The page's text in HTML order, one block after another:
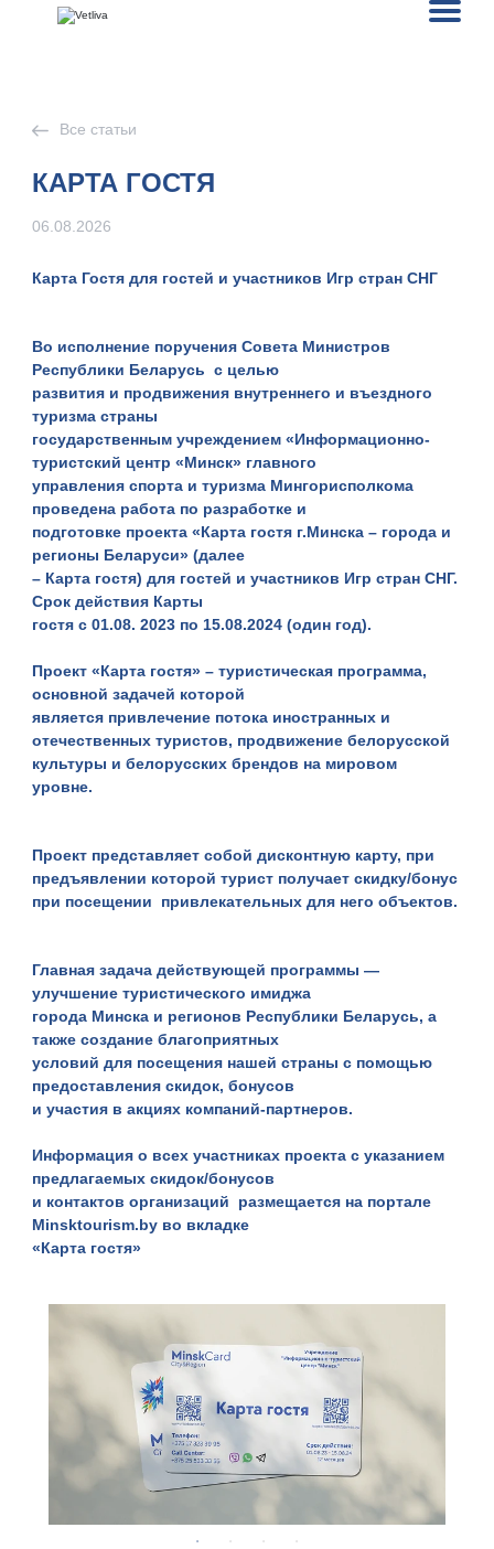
Все статьи
КАРТА ГОСТЯ
06.08.2026
Карта Гостя для гостей и участников Игр стран СНГ
Во исполнение поручения Совета Министров
Республики Беларусь с целью
развития и продвижения внутреннего и въездного
туризма страны
государственным учреждением «Информационно-
туристский центр «Минск» главного
управления спорта и туризма Мингорисполкома
проведена работа по разработке и
подготовке проекта «Карта гостя г.Минска – города и
регионы Беларуси» (далее
– Карта гостя) для гостей и участников Игр стран СНГ.
Срок действия Карты
гостя с 01.08. 2023 по 15.08.2024 (один год).
Проект «Карта гостя» – туристическая программа,
основной задачей которой
является привлечение потока иностранных и
отечественных туристов, продвижение белорусской
культуры и белорусских брендов на мировом
уровне.
Проект представляет собой дисконтную карту, при
предъявлении которой турист получает скидку/бонус
при посещении привлекательных для него объектов.
Главная задача действующей программы —
улучшение туристического имиджа
города Минска и регионов Республики Беларусь, а
также создание благоприятных
условий для посещения нашей страны с помощью
предоставления скидок, бонусов
и участия в акциях компаний-партнеров.
Информация о всех участниках проекта с указанием
предлагаемых скидок/бонусов
и контактов организаций размещается на портале
Minsktourism.by во вкладке
«Карта гостя»